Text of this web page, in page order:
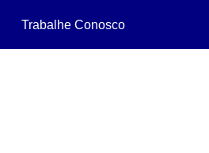
Trabalhe Conosco